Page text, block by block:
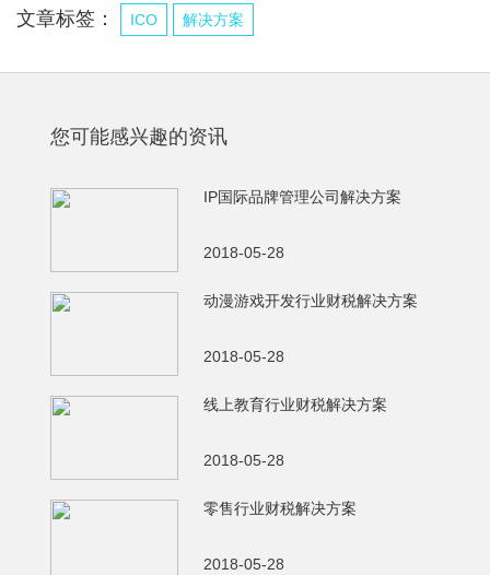
文章标签： ICO 解决方案
您可能感兴趣的资讯
IP国际品牌管理公司解决方案
2018-05-28
动漫游戏开发行业财税解决方案
2018-05-28
线上教育行业财税解决方案
2018-05-28
零售行业财税解决方案
2018-05-28